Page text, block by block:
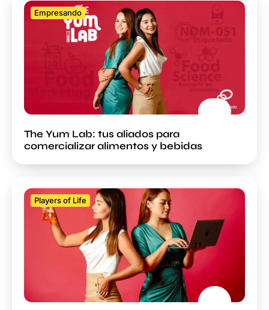
Empresando
The Yum Lab: tus aliados para
comercializar alimentos y bebidas
Players of Life